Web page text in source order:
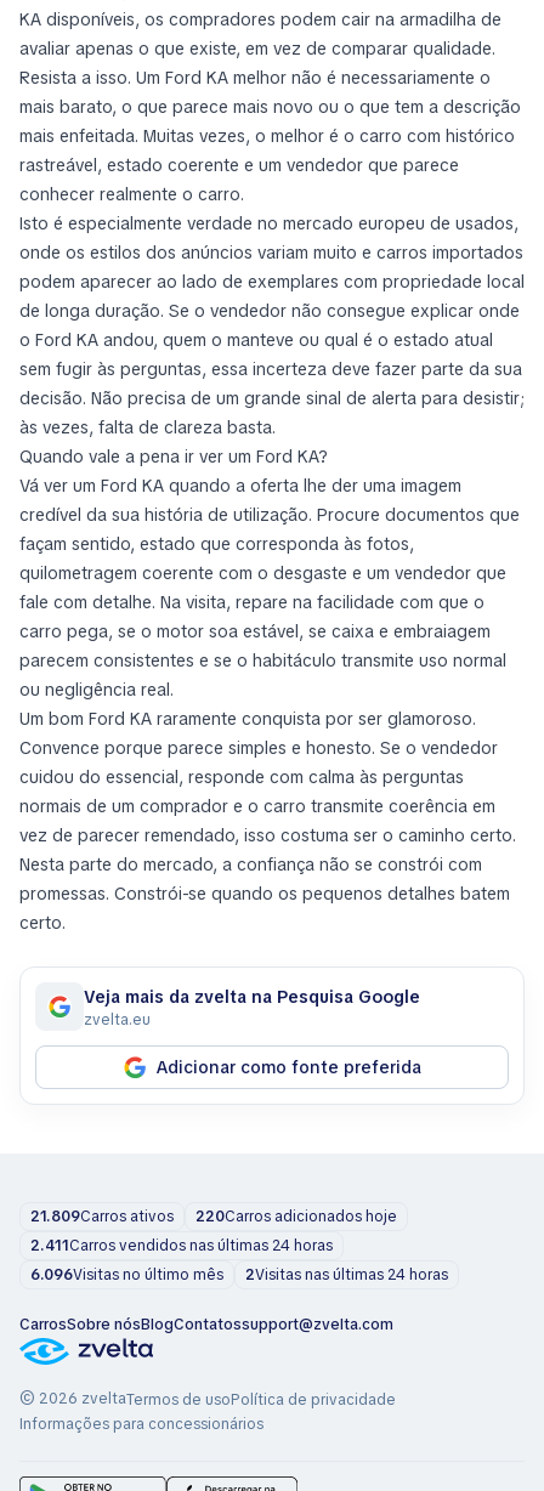
KA disponíveis, os compradores podem cair na armadilha de
avaliar apenas o que existe, em vez de comparar qualidade.
Resista a isso. Um Ford KA melhor não é necessariamente o
mais barato, o que parece mais novo ou o que tem a descrição
mais enfeitada. Muitas vezes, o melhor é o carro com histórico
rastreável, estado coerente e um vendedor que parece
conhecer realmente o carro.
Isto é especialmente verdade no mercado europeu de usados,
onde os estilos dos anúncios variam muito e carros importados
podem aparecer ao lado de exemplares com propriedade local
de longa duração. Se o vendedor não consegue explicar onde
o Ford KA andou, quem o manteve ou qual é o estado atual
sem fugir às perguntas, essa incerteza deve fazer parte da sua
decisão. Não precisa de um grande sinal de alerta para desistir;
às vezes, falta de clareza basta.
Quando vale a pena ir ver um Ford KA?
Vá ver um Ford KA quando a oferta lhe der uma imagem
credível da sua história de utilização. Procure documentos que
façam sentido, estado que corresponda às fotos,
quilometragem coerente com o desgaste e um vendedor que
fale com detalhe. Na visita, repare na facilidade com que o
carro pega, se o motor soa estável, se caixa e embraiagem
parecem consistentes e se o habitáculo transmite uso normal
ou negligência real.
Um bom Ford KA raramente conquista por ser glamoroso.
Convence porque parece simples e honesto. Se o vendedor
cuidou do essencial, responde com calma às perguntas
normais de um comprador e o carro transmite coerência em
vez de parecer remendado, isso costuma ser o caminho certo.
Nesta parte do mercado, a confiança não se constrói com
promessas. Constrói-se quando os pequenos detalhes batem
certo.
Veja mais da zvelta na Pesquisa Google
zvelta.eu
Adicionar como fonte preferida
21.809Carros ativos 220Carros adicionados hoje
2.411Carros vendidos nas últimas 24 horas
6.096Visitas no último mês 2Visitas nas últimas 24 horas
CarrosSobre nósBlogContatossupport@zvelta.com
© 2026 zveltaTermos de usoPolítica de privacidade
Informações para concessionários